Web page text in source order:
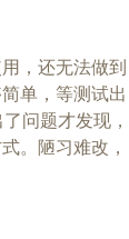
，还无法做到
单，等测试出
问题才发现，
。陋习难改，